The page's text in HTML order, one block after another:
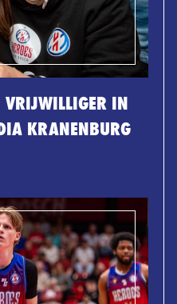
VRIJWILLIGER IN
KRANENBURG